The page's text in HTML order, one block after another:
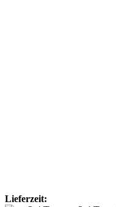
Lieferzeit: